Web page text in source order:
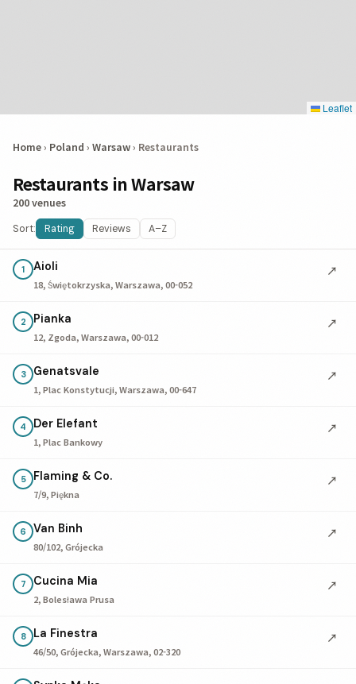
Home› Poland › Warsaw› Restaurants
Restaurants in Warsaw
200 venues
Sort: Rating Reviews A–Z
1 Aioli
18, Świętokrzyska, Warszawa, 00-052
↗
2 Pianka
12, Zgoda, Warszawa, 00-012
↗
3 Genatsvale
1, Plac Konstytucji, Warszawa, 00-647
↗
4 Der Elefant
1, Plac Bankowy
↗
5 Flaming & Co.
7/9, Piękna
↗
6 Van Binh
80/102, Grójecka
↗
7 Cucina Mia
2, Bolesława Prusa
↗
8 La Finestra
46/50, Grójecka, Warszawa, 02-320
↗
Leaflet